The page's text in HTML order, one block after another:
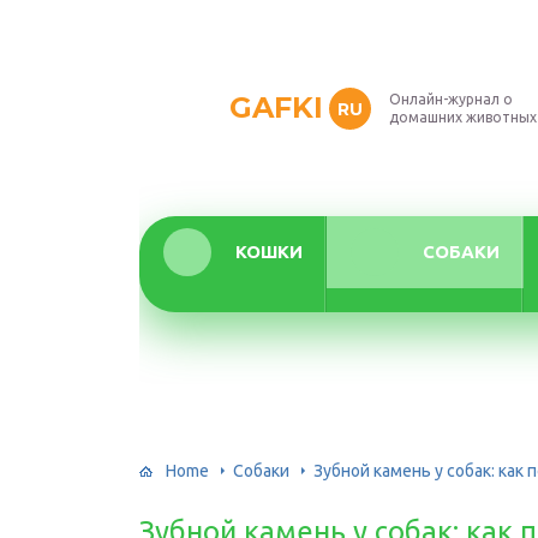
GAFKI RU
Онлайн-журнал о
домашних животных
КОШКИ СОБАКИ
Home Собаки Зубной камень у собак: как
Зубной камень у собак: как